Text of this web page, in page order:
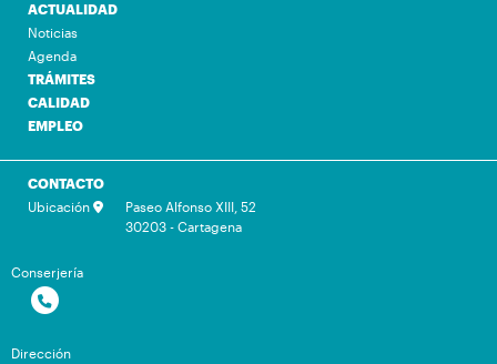
ACTUALIDAD
Noticias
Agenda
TRÁMITES
CALIDAD
EMPLEO
CONTACTO
Ubicación
Paseo Alfonso XIII, 52
30203 - Cartagena
Conserjería
Dirección